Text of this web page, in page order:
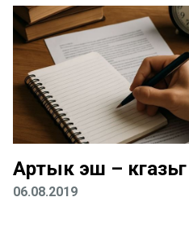
Артык эш – кәгазьгә
06.08.2019